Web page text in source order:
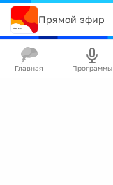
Прямой эфир
Главная Программы